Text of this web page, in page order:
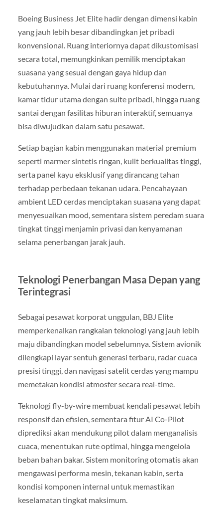
Boeing Business Jet Elite hadir dengan dimensi kabin
yang jauh lebih besar dibandingkan jet pribadi
konvensional. Ruang interiornya dapat dikustomisasi
secara total, memungkinkan pemilik menciptakan
suasana yang sesuai dengan gaya hidup dan
kebutuhannya. Mulai dari ruang konferensi modern,
kamar tidur utama dengan suite pribadi, hingga ruang
santai dengan fasilitas hiburan interaktif, semuanya
bisa diwujudkan dalam satu pesawat.
Setiap bagian kabin menggunakan material premium
seperti marmer sintetis ringan, kulit berkualitas tinggi,
serta panel kayu eksklusif yang dirancang tahan
terhadap perbedaan tekanan udara. Pencahayaan
ambient LED cerdas menciptakan suasana yang dapat
menyesuaikan mood, sementara sistem peredam suara
tingkat tinggi menjamin privasi dan kenyamanan
selama penerbangan jarak jauh.
Teknologi Penerbangan Masa Depan yang
Terintegrasi
Sebagai pesawat korporat unggulan, BBJ Elite
memperkenalkan rangkaian teknologi yang jauh lebih
maju dibandingkan model sebelumnya. Sistem avionik
dilengkapi layar sentuh generasi terbaru, radar cuaca
presisi tinggi, dan navigasi satelit cerdas yang mampu
memetakan kondisi atmosfer secara real-time.
Teknologi fly-by-wire membuat kendali pesawat lebih
responsif dan efisien, sementara fitur AI Co-Pilot
diprediksi akan mendukung pilot dalam menganalisis
cuaca, menentukan rute optimal, hingga mengelola
beban bahan bakar. Sistem monitoring otomatis akan
mengawasi performa mesin, tekanan kabin, serta
kondisi komponen internal untuk memastikan
keselamatan tingkat maksimum.